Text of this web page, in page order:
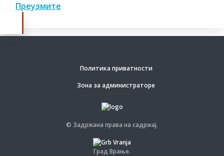
Преузмите
Политика приватности
Зона за администраторе
© Задржана права на садржај.
Град Врање.